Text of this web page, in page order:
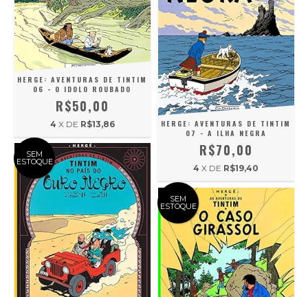
HERGE: AVENTURAS DE TINTIM
06 - O IDOLO ROUBADO
R$50,00
4 X DE R$13,86
HERGE: AVENTURAS DE TINTIM
07 - A ILHA NEGRA
R$70,00
4 X DE R$19,40
SEM
ESTOQUE
SEM
ESTOQUE